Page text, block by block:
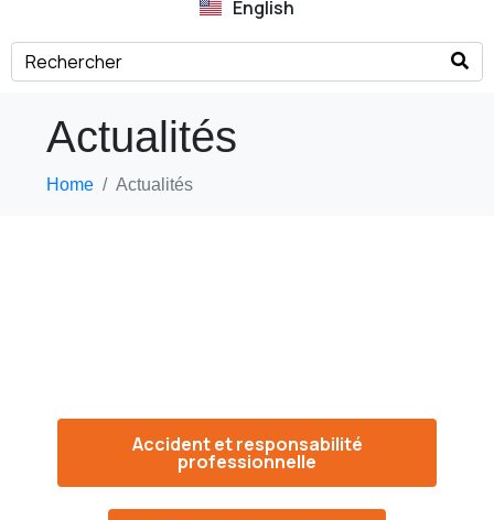
English
Actualités
Home Actualités
Accident et responsabilité
professionnelle